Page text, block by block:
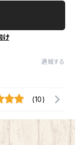
け
通報する
(10)